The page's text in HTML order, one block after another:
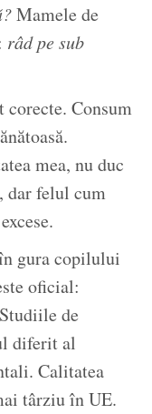
Mamele de
râd pe sub
Consum
mea, nu duc
dar felul cum
gura copilului
oficial:
Studiile de
diferit al
Calitatea
târziu în UE.